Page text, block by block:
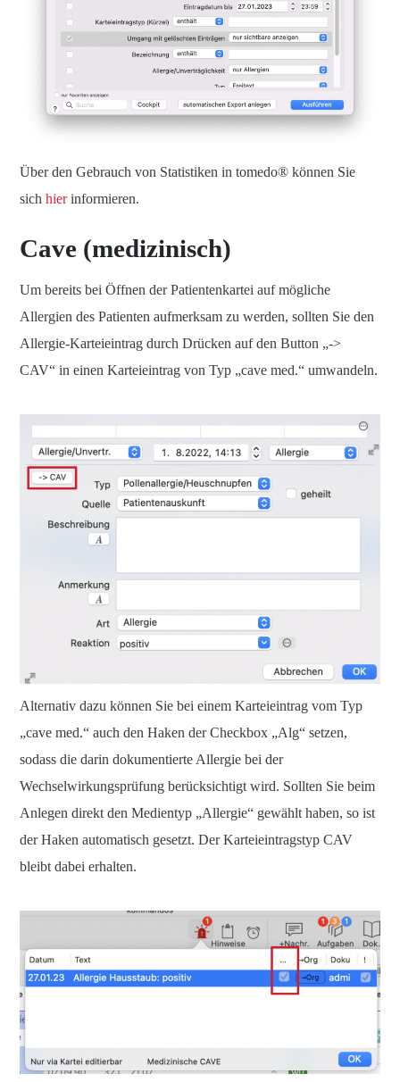
Über den Gebrauch von Statistiken in tomedo® können Sie
sich hierinformieren.
Cave (medizinisch)
Um bereits bei Öffnen der Patientenkartei auf mögliche
Allergien des Patienten aufmerksam zu werden, sollten Sie den
Allergie-Karteieintrag durch Drücken auf den Button „->
CAV“ in einen Karteieintrag von Typ „cave med.“ umwandeln.
Alternativ dazu können Sie bei einem Karteieintrag vom Typ
„cave med.“ auch den Haken der Checkbox „Alg“ setzen,
sodass die darin dokumentierte Allergie bei der
Wechselwirkungsprüfung berücksichtigt wird. Sollten Sie beim
Anlegen direkt den Medientyp „Allergie“ gewählt haben, so ist
der Haken automatisch gesetzt. Der Karteieintragstyp CAV
bleibt dabei erhalten.